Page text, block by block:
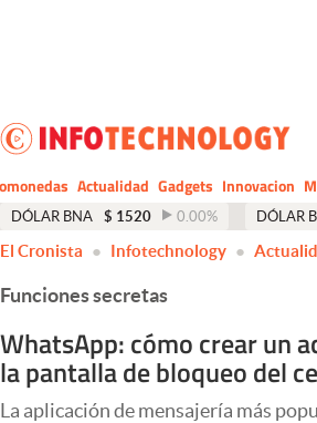
Dólar
Economía y Política
Finanzas y Mercados
Mercados Online
Negocios
Columnistas
Actualidad Gadgets Innovacion
DÓLAR BNA $ 1520 0.00% DÓLAR
El Cronista Infotechnology
Funciones secretas
WhatsApp: cómo crear un
la pantalla de bloqueo del
La aplicación de mensajería más